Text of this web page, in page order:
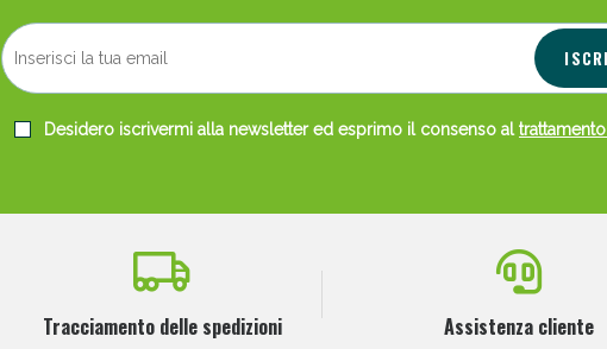
Desidero iscrivermi alla newsletter ed esprimo il consenso al
Tracciamento delle spedizioni Assistenza cliente